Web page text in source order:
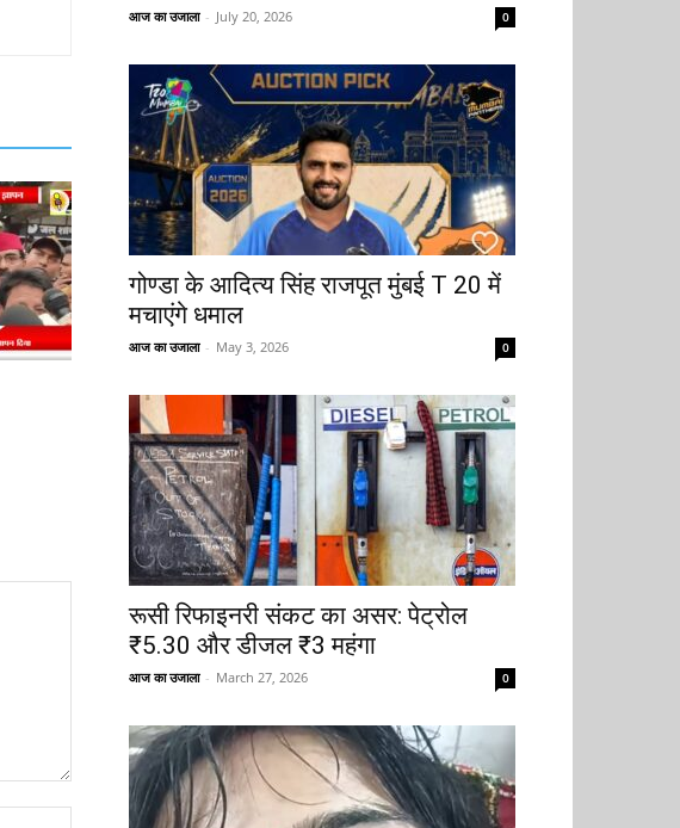
आज का उजाला - July 20, 2026 0
गोण्डा के आदित्य सिंह राजपूत मुंबई T 20 में
मचाएंगे धमाल
आज का उजाला - May 3, 2026 0
रूसी रिफाइनरी संकट का असर: पेट्रोल
₹5.30 और डीजल ₹3 महंगा
आज का उजाला - March 27, 2026 0